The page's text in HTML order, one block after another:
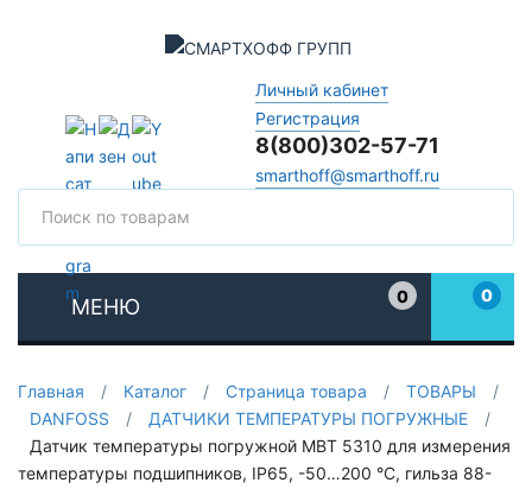
Личный кабинет
Регистрация
8(800)302-57-71
smarthoff@smarthoff.ru
МЕНЮ
0
0
Главная / Каталог / Страница товара / ТОВАРЫ
/
DANFOSS
/ ДАТЧИКИ ТЕМПЕРАТУРЫ ПОГРУЖНЫЕ
/
Датчик температуры погружной MBT 5310 для измерения
температуры подшипников, IP65, -50…200 °C, гильза 88-